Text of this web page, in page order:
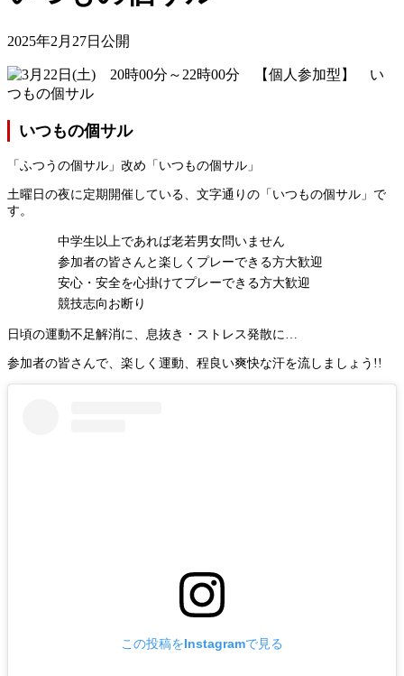
2025年2月27日公開
いつもの個サル
「ふつうの個サル」改め「いつもの個サル」
土曜日の夜に定期開催している、文字通りの「いつもの個サル」で
す。
中学生以上であれば老若男女問いません
参加者の皆さんと楽しくプレーできる方大歓迎
安心・安全を心掛けてプレーできる方大歓迎
競技志向お断り
日頃の運動不足解消に、息抜き・ストレス発散に…
参加者の皆さんで、楽しく運動、程良い爽快な汗を流しましょう!!
この投稿をInstagramで見る